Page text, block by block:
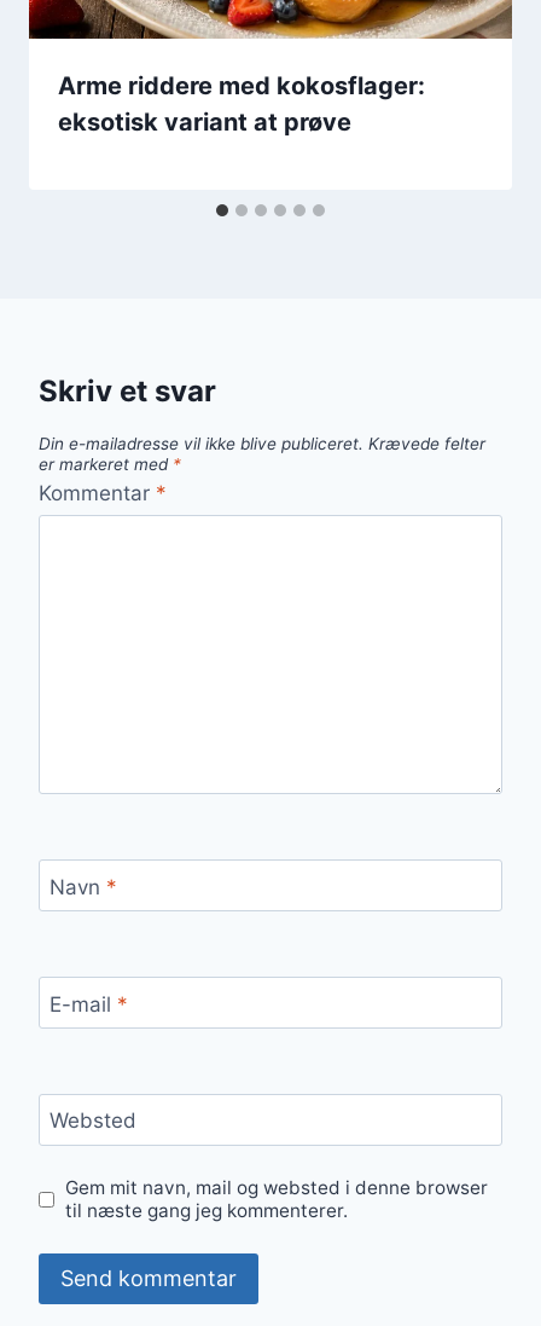
Arme riddere med kokosflager:
eksotisk variant at prøve
Skriv et svar
Din e-mailadresse vil ikke blive publiceret. Krævede felter
er markeret med *
Kommentar *
Navn *
E-mail *
Websted
Gem mit navn, mail og websted i denne browser
til næste gang jeg kommenterer.